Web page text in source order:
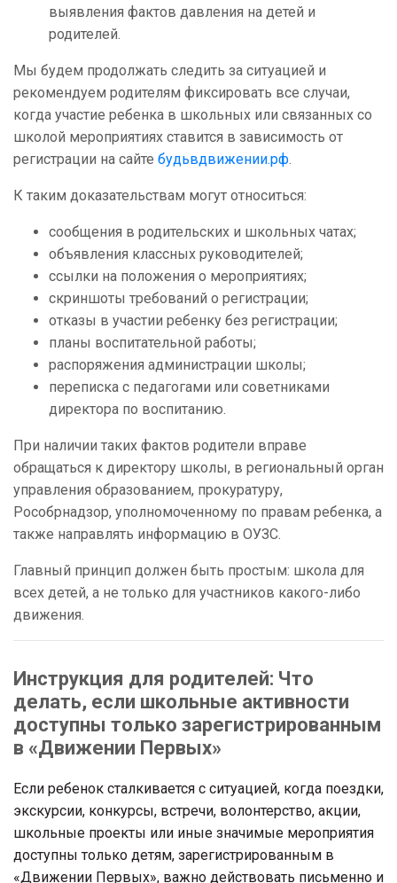
выявления фактов давления на детей и
родителей.
Мы будем продолжать следить за ситуацией и
рекомендуем родителям фиксировать все случаи,
когда участие ребенка в школьных или связанных со
школой мероприятиях ставится в зависимость от
регистрации на сайте будьвдвижении.рф.
К таким доказательствам могут относиться:
сообщения в родительских и школьных чатах;
объявления классных руководителей;
ссылки на положения о мероприятиях;
скриншоты требований о регистрации;
отказы в участии ребенку без регистрации;
планы воспитательной работы;
распоряжения администрации школы;
переписка с педагогами или советниками
директора по воспитанию.
При наличии таких фактов родители вправе
обращаться к директору школы, в региональный орган
управления образованием, прокуратуру,
Рособрнадзор, уполномоченному по правам ребенка, а
также направлять информацию в ОУЗС.
Главный принцип должен быть простым: школа для
всех детей, а не только для участников какого-либо
движения.
Инструкция для родителей: Что
делать, если школьные активности
доступны только зарегистрированным
в «Движении Первых»
Если ребенок сталкивается с ситуацией, когда поездки,
экскурсии, конкурсы, встречи, волонтерство, акции,
школьные проекты или иные значимые мероприятия
доступны только детям, зарегистрированным в
«Движении Первых», важно действовать письменно и